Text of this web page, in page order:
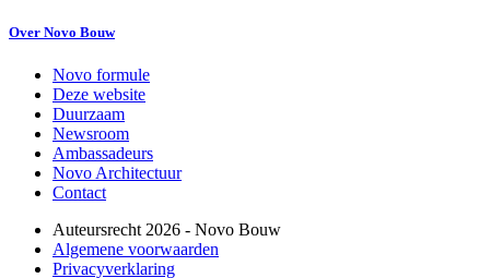
Over Novo Bouw
Novo formule
Deze website
Duurzaam
Newsroom
Ambassadeurs
Novo Architectuur
Contact
Auteursrecht 2026 - Novo Bouw
Algemene voorwaarden
Privacyverklaring